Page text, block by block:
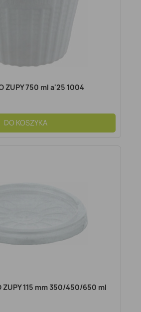
ZUPY 750 ml a'25 1004
DO KOSZYKA
ZUPY 115 mm 350/450/650 ml